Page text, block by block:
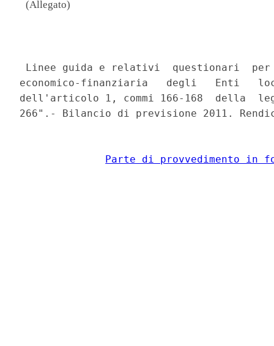
(Allegato)
Linee guida e relativi  questionari
economico-finanziaria   degli   Enti
dell'articolo 1, commi 166-168  della
266".- Bilancio di previsione 2011.
Parte di provvedimento in